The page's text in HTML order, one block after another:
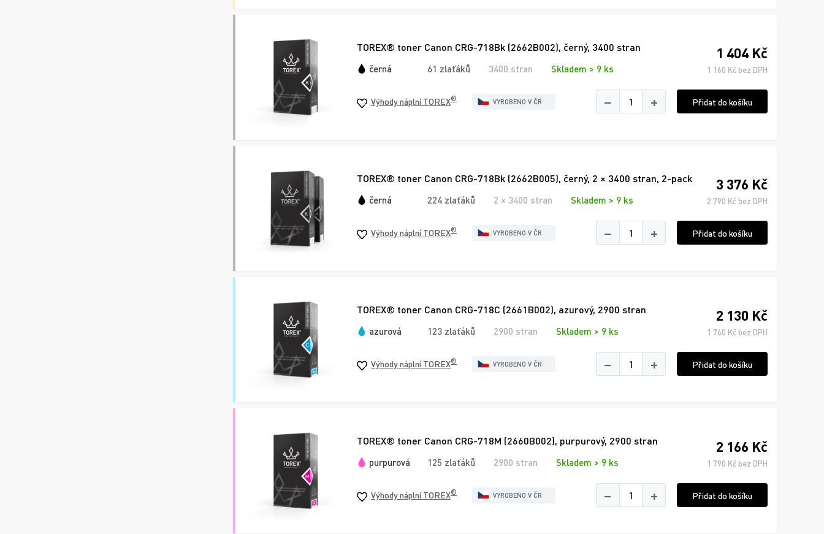
TOREX® toner Canon CRG-718Bk (2662B002), černý, 3400 stran
černá 61 zlaťáků 3400 stran Skladem > 9 ks
1 404 Kč
1 160 Kč bez DPH
Výhody náplní TOREX® VYROBENO V ČR − + Přidat do košíku
TOREX® toner Canon CRG-718Bk (2662B005), černý, 2 × 3400 stran, 2-pack
černá 224 zlaťáků 2 × 3400 stran Skladem > 9 ks
3 376 Kč
2 790 Kč bez DPH
Výhody náplní TOREX® VYROBENO V ČR − + Přidat do košíku
TOREX® toner Canon CRG-718C (2661B002), azurový, 2900 stran
azurová 123 zlaťáků 2900 stran Skladem > 9 ks
2 130 Kč
1 760 Kč bez DPH
Výhody náplní TOREX® VYROBENO V ČR − + Přidat do košíku
TOREX® toner Canon CRG-718M (2660B002), purpurový, 2900 stran
purpurová 125 zlaťáků 2900 stran Skladem > 9 ks
2 166 Kč
1 790 Kč bez DPH
Výhody náplní TOREX® VYROBENO V ČR − + Přidat do košíku